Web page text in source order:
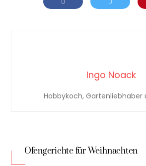
Ingo Noack
Hobbykoch, Gartenliebhaber
Ofengerichte für Weihnachten